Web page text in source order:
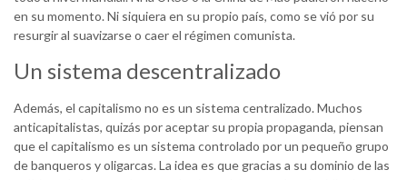
en su momento. Ni siquiera en su propio país, como se vió por su
resurgir al suavizarse o caer el régimen comunista.
Un sistema descentralizado
Además, el capitalismo no es un sistema centralizado. Muchos
anticapitalistas, quizás por aceptar su propia propaganda, piensan
que el capitalismo es un sistema controlado por un pequeño grupo
de banqueros y oligarcas. La idea es que gracias a su dominio de las